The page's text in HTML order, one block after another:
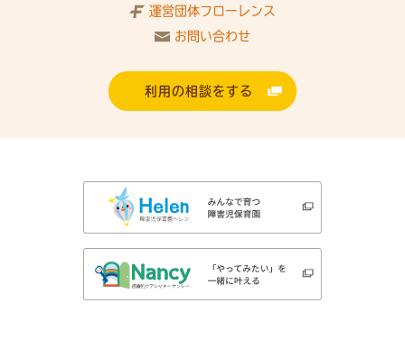
運営団体フローレンス
お問い合わせ
利用の相談をする